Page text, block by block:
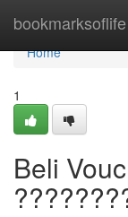
bookmarksoflife
Home
Home
1
Beli